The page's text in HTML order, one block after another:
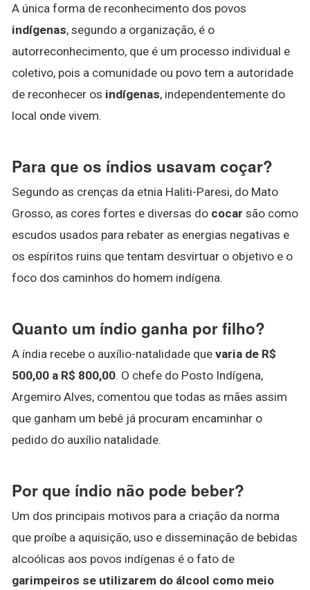
A única forma de reconhecimento dos povos
indígenas, segundo a organização, é o
autorreconhecimento, que é um processo individual e
coletivo, pois a comunidade ou povo tem a autoridade
de reconhecer os indígenas, independentemente do
local onde vivem.
Para que os índios usavam coçar?
Segundo as crenças da etnia Haliti-Paresi, do Mato
Grosso, as cores fortes e diversas do cocar são como
escudos usados para rebater as energias negativas e
os espíritos ruins que tentam desvirtuar o objetivo e o
foco dos caminhos do homem indígena.
Quanto um índio ganha por filho?
A índia recebe o auxílio-natalidade que varia de R$
500,00 a R$ 800,00. O chefe do Posto Indígena,
Argemiro Alves, comentou que todas as mães assim
que ganham um bebê já procuram encaminhar o
pedido do auxílio natalidade.
Por que índio não pode beber?
Um dos principais motivos para a criação da norma
que proíbe a aquisição, uso e disseminação de bebidas
alcoólicas aos povos indígenas é o fato de
garimpeiros se utilizarem do álcool como meio